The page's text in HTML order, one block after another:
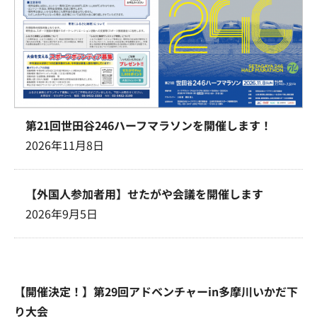
第21回世田谷246ハーフマラソンを開催します！
2026年11月8日
【外国人参加者用】せたがや会議を開催します
2026年9月5日
【開催決定！】第29回アドベンチャーin多摩川いかだ下
り大会